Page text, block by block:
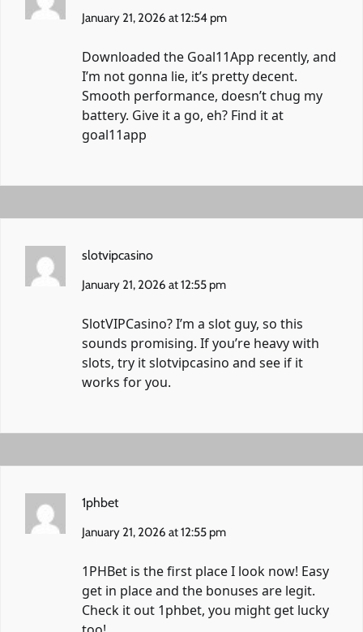
January 21, 2026 at 12:54 pm
Downloaded the Goal11App recently, and
I’m not gonna lie, it’s pretty decent.
Smooth performance, doesn’t chug my
battery. Give it a go, eh? Find it at
goal11app
slotvipcasino
January 21, 2026 at 12:55 pm
SlotVIPCasino? I’m a slot guy, so this
sounds promising. If you’re heavy with
slots, try itslotvipcasino and see if it
works for you.
1phbet
January 21, 2026 at 12:55 pm
1PHBet is the first place I look now! Easy
get in place and the bonuses are legit.
Check it out 1phbet, you might get lucky